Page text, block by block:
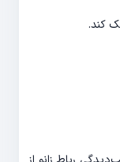
کند.